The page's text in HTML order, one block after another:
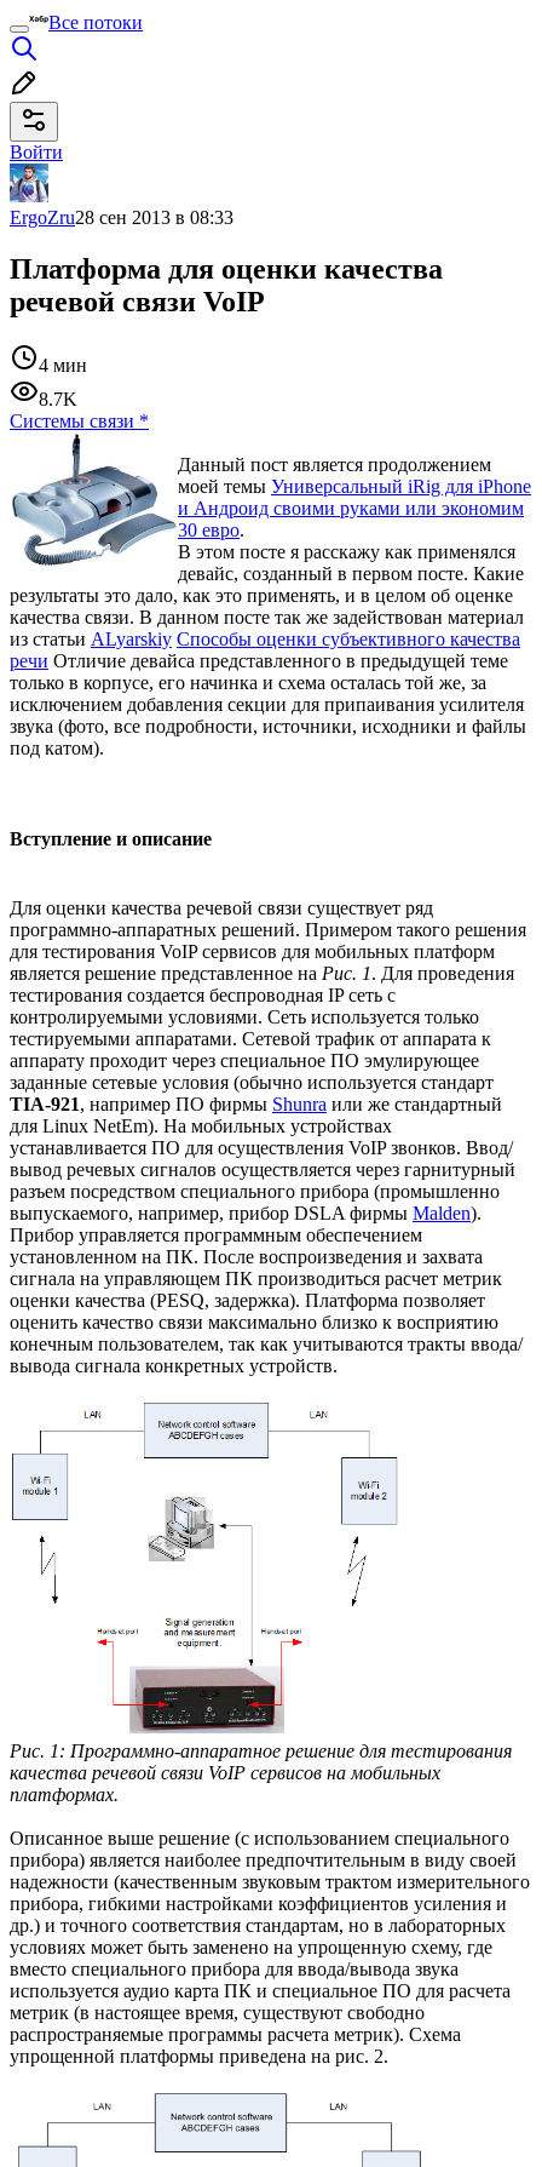
Все потоки
Войти
ErgoZru28 сен 2013 в 08:33
Платформа для оценки качества
речевой связи VoIP
4 мин
8.7K
Системы связи *
Данный пост является продолжением
моей темы Универсальный iRig для iPhone
и Андроид своими руками или экономим
30 евро.
В этом посте я расскажу как применялся
девайс, созданный в первом посте. Какие
результаты это дало, как это применять, и в целом об оценке
качества связи. В данном посте так же задействован материал
из статьи ALyarskiy Способы оценки субъективного качества
речи Отличие девайса представленного в предыдущей теме
только в корпусе, его начинка и схема осталась той же, за
исключением добавления секции для припаивания усилителя
звука (фото, все подробности, источники, исходники и файлы
под катом).
Вступление и описание
Для оценки качества речевой связи существует ряд
программно-аппаратных решений. Примером такого решения
для тестирования VoIP сервисов для мобильных платформ
является решение представленное на Рис. 1. Для проведения
тестирования создается беспроводная IP сеть с
контролируемыми условиями. Сеть используется только
тестируемыми аппаратами. Сетевой трафик от аппарата к
аппарату проходит через специальное ПО эмулирующее
заданные сетевые условия (обычно используется стандарт
TIA-921, например ПО фирмы Shunra или же стандартный
для Linux NetEm). На мобильных устройствах
устанавливается ПО для осуществления VoIP звонков. Ввод/
вывод речевых сигналов осуществляется через гарнитурный
разъем посредством специального прибора (промышленно
выпускаемого, например, прибор DSLA фирмы Malden).
Прибор управляется программным обеспечением
установленном на ПК. После воспроизведения и захвата
сигнала на управляющем ПК производиться расчет метрик
оценки качества (PESQ, задержка). Платформа позволяет
оценить качество связи максимально близко к восприятию
конечным пользователем, так как учитываются тракты ввода/
вывода сигнала конкретных устройств.
Рис. 1: Программно-аппаратное решение для тестирования
качества речевой связи VoIP сервисов на мобильных
платформах.
Описанное выше решение (с использованием специального
прибора) является наиболее предпочтительным в виду своей
надежности (качественным звуковым трактом измерительного
прибора, гибкими настройками коэффициентов усиления и
др.) и точного соответствия стандартам, но в лабораторных
условиях может быть заменено на упрощенную схему, где
вместо специального прибора для ввода/вывода звука
используется аудио карта ПК и специальное ПО для расчета
метрик (в настоящее время, существуют свободно
распространяемые программы расчета метрик). Схема
упрощенной платформы приведена на рис. 2.